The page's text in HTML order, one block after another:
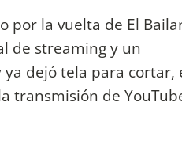
por la vuelta de El
de streaming y un
dejó tela para cortar,
transmisión de